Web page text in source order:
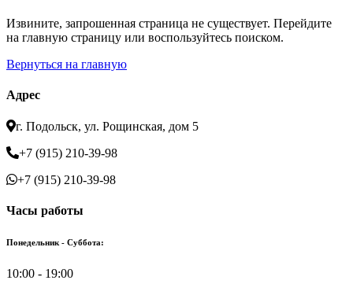
Извините, запрошенная страница не существует. Перейдите
на главную страницу или воспользуйтесь поиском.
Вернуться на главную
Адрес
г. Подольск, ул. Рощинская, дом 5
+7 (915) 210-39-98
+7 (915) 210-39-98
Часы работы
Понедельник - Суббота:
10:00 - 19:00